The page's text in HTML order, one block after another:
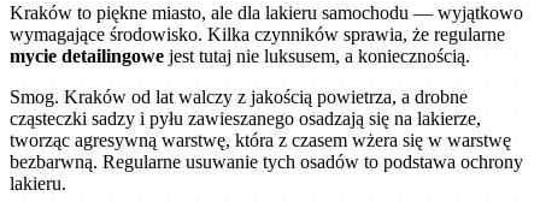
Kraków to piękne miasto, ale dla lakieru samochodu — wyjątkowo
wymagające środowisko. Kilka czynników sprawia, że regularne
mycie detailingowe jest tutaj nie luksusem, a koniecznością.
Smog. Kraków od lat walczy z jakością powietrza, a drobne
cząsteczki sadzy i pyłu zawieszanego osadzają się na lakierze,
tworząc agresywną warstwę, która z czasem wżera się w warstwę
bezbarwną. Regularne usuwanie tych osadów to podstawa ochrony
lakieru.